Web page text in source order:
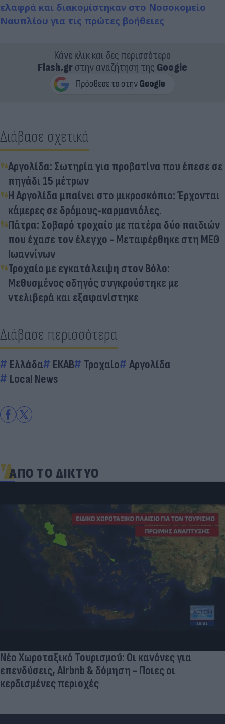
ελαφρά και διακομίστηκαν στο Νοσοκομείο
Ναυπλίου για τις πρώτες βοήθειες
Κάνε κλικ και δες περισσότερο
Flash.grστην αναζήτηση της Google
Διάβασε σχετικά
Αργολίδα: Σωτηρία για προβατίνα που έπεσε σε
πηγάδι 15 μέτρων
Η Αργολίδα μπαίνει στο μικροσκόπιο: Έρχονται
κάμερες σε δρόμους-καρμανιόλες.
Πάτρα: Σοβαρό τροχαίο με πατέρα δύο παιδιών
που έχασε τον έλεγχο - Μεταφέρθηκε στη ΜΕΘ
Ιωαννίνων
Τροχαίο με εγκατάλειψη στον Βόλο:
Μεθυσμένος οδηγός συγκρούστηκε με
ντελιβερά και εξαφανίστηκε
Διάβασε περισσότερα
Ελλάδα ΕΚΑΒ Τροχαίο
Αργολίδα
Local News
ΑΠΟ ΤΟ ΔΙΚΤΥΟ
Γιατί οι Έλληνες γελάσαμε πολύ με τη νέα
φανέλα του Σαλάχ (αλλά δεν είναι, προφανώς,